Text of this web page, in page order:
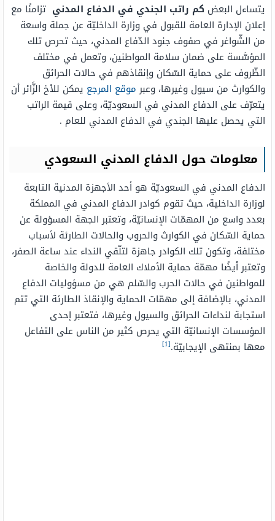
يتساءل البعض كم راتب الجندي في الدفاع المدني تزامنًا مع
إعلان الإدارة العامة للقبول في وزارة الداخليّة عن جملة واسعة
من الشّواغر في صفوف جنود الدّفاع المدني، حيث تحرص تلك
المؤسَّسة على ضمان سلامة المواطنين، وتعمل في مختلف
الظّروف على حماية السّكان وإنقاذهم في حالات الحرائق
والكوارث من سيول وغيرها، وعبرموقع المرجع يمكن للأخ الزَّائر أن
يتعرّف على الدفاع المدني في السعوديّة، وعلى قيمة الراتب
التي يحصل عليها الجندي في الدفاع المدني للعام .
معلومات حول الدفاع المدني السعودي
الدفاع المدني في السعوديّة هو أحد الأجهزة المدنية التابعة
لوزارة الداخلية، حيث تقوم كوادر الدفاع المدني في المملكة
بعدد واسع من المهمّات الإنسانيّة، وتعتبر الجهة المسؤولة عن
حماية السّكان في الكوارث والحروب والحالات الطارئة لأسباب
مختلفة، وتكون تلك الكوادر جاهزة لتلّقي النداء عند ساعة الصفر،
وتعتبر أيضًا مهمّة حماية الأملاك العامة للدولة والخاصة
للمواطنين في حالات الحرب والسّلم هي من مسؤوليات الدفاع
المدني، بالإضافة إلى مهمّات الحماية والإنقاذ الطارئة التي تتم
استجابة لنداءات الحرائق والسيول وغيرها، فتعتبر إحدى
المؤسسات الإنسانيّة التي يحرص كثير من الناس على التفاعل
معها بمنتهى الإيجابيّة.[1]